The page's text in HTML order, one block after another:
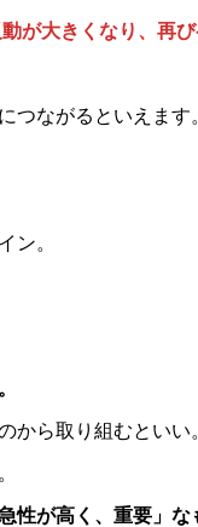
が大きくなり、再
つながるといえます
ン。
から取り組むといい
性が高く、重要」な